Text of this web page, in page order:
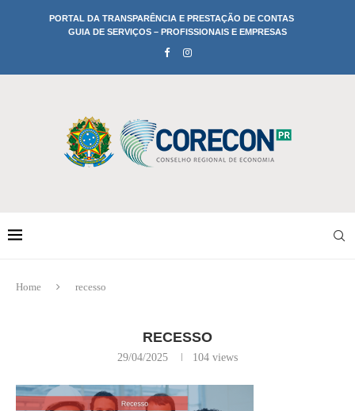
PORTAL DA TRANSPARÊNCIA E PRESTAÇÃO DE CONTAS
GUIA DE SERVIÇOS – PROFISSIONAIS E EMPRESAS
Home recesso
RECESSO
29/04/2025 104 views